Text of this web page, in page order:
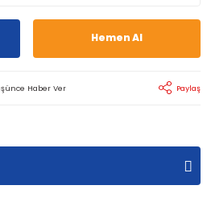
Hemen Al
Haber Ver Paylaş